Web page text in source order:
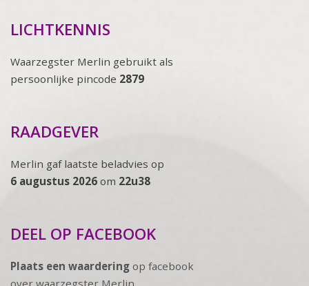
LICHTKENNIS
Waarzegster Merlin gebruikt als
persoonlijke pincode 2879
RAADGEVER
Merlin gaf laatste beladvies op
6 augustus 2026 om 22u38
DEEL OP FACEBOOK
Plaats een waardering op facebook
over waarzegster Merlin